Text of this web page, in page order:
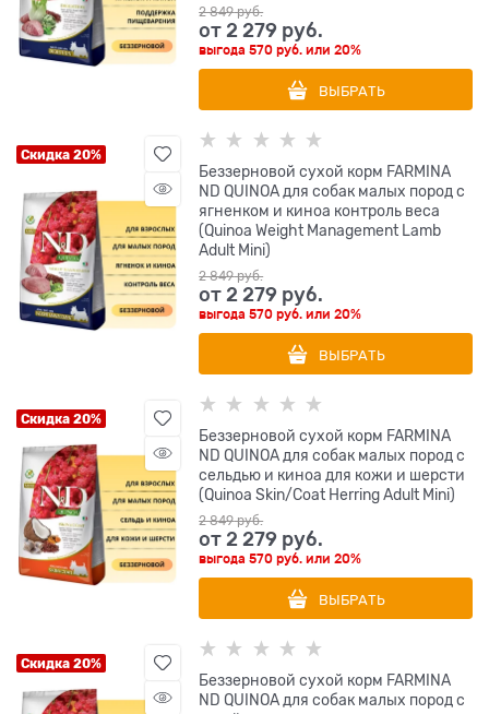
2 849 руб.
от2 279 руб.
выгода570 руб. или20%
ВЫБРАТЬ
Скидка 20%
Беззерновой cухой корм FARMINA
ND QUINOA для собак малых пород с
ягненком и киноа контроль веса
(Quinoa Weight Management Lamb
Adult Mini)
2 849 руб.
от2 279 руб.
выгода570 руб. или20%
ВЫБРАТЬ
Скидка 20%
Беззерновой cухой корм FARMINA
ND QUINOA для собак малых пород с
сельдью и киноа для кожи и шерсти
(Quinoa Skin/Coat Herring Adult Mini)
2 849 руб.
от2 279 руб.
выгода570 руб. или20%
ВЫБРАТЬ
Скидка 20%
Беззерновой cухой корм FARMINA
ND QUINOA для собак малых пород с